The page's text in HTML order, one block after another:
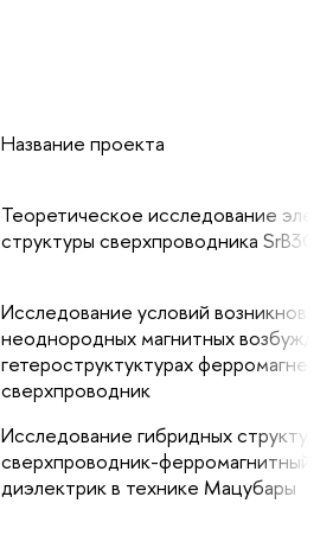
Название проекта
Теоретическое исследование
структуры сверхпроводника SrB3C3
Исследование условий
неоднородных магнитных
гетероструктуктурах
сверхпроводник
Исследование гибридных структур
сверхпроводник-ферромагнитный
диэлектрик в технике Мацубары